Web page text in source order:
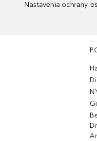
Nastavenia ochrany